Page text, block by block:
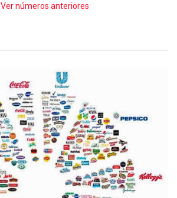
Ver números anteriores